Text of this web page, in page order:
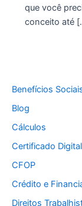
que você
conceito até
Benefícios
Blog
Cálculos
Certificado Digital
CFOP
Crédito e
Direitos